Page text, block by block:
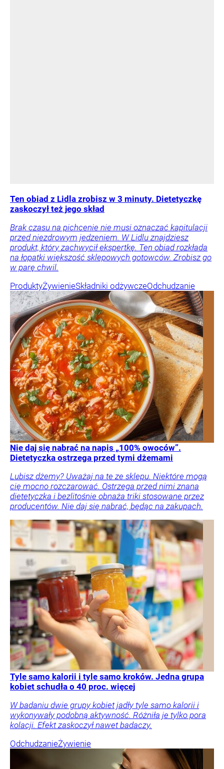
Ten obiad z Lidla zrobisz w 3 minuty. Dietetyczkę
zaskoczył też jego skład
Brak czasu na pichcenie nie musi oznaczać kapitulacji
przed niezdrowym jedzeniem. W Lidlu znajdziesz
produkt, który zachwycił ekspertkę. Ten obiad rozkłada
na łopatki większość sklepowych gotowców. Zrobisz go
w parę chwil.
ProduktyŻywienieSkładniki odżywczeOdchudzanie
Nie daj się nabrać na napis „100% owoców”.
Dietetyczka ostrzega przed tymi dżemami
Lubisz dżemy? Uważaj na te ze sklepu. Niektóre mogą
cię mocno rozczarować. Ostrzega przed nimi znana
dietetyczka i bezlitośnie obnaża triki stosowane przez
producentów. Nie daj się nabrać, będąc na zakupach.
Tyle samo kalorii i tyle samo kroków. Jedna grupa
kobiet schudła o 40 proc. więcej
W badaniu dwie grupy kobiet jadły tyle samo kalorii i
wykonywały podobną aktywność. Różniła je tylko pora
kolacji. Efekt zaskoczył nawet badaczy.
OdchudzanieŻywienie